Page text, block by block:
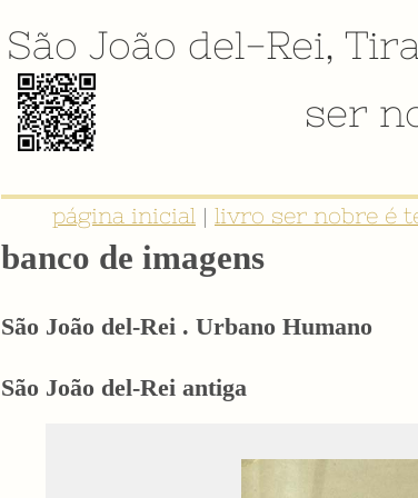
São João del-Rei,
ser
E-BOOK: "SER NOBRE É TER IDENTIDADE:
página inicial | livro ser nobre é
banco de imagens
São João del-Rei . Urbano Humano
São João del-Rei antiga